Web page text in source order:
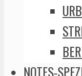
NOTES-